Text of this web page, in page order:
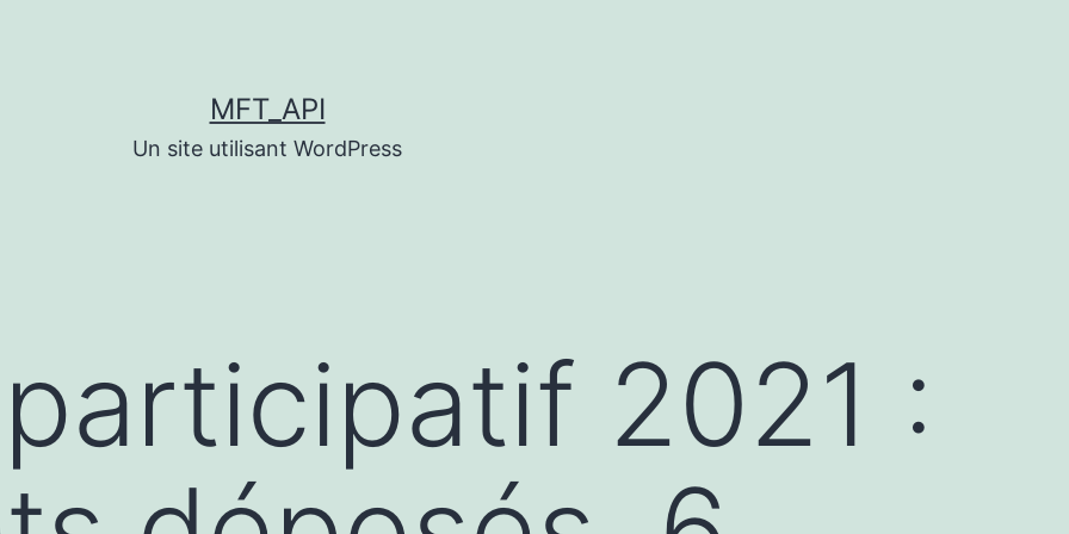
MFT_API
Un site utilisant WordPress
2021 :